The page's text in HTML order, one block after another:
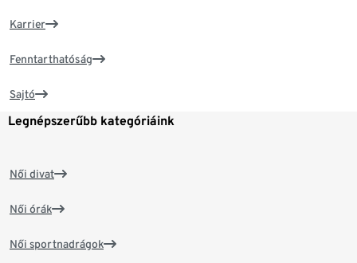
Karrier
Fenntarthatóság
Sajtó
Legnépszerűbb kategóriáink
Női divat
Női órák
Női sportnadrágok